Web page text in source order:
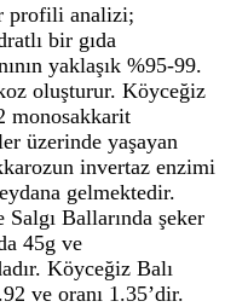
profili analizi;
bir gıda
yaklaşık %95-99.
oluşturur. Köyceğiz
monosakkarit
üzerinde yaşayan
invertaz enzimi
gelmektedir.
Ballarında şeker
45g ve
Köyceğiz Balı
ve oranı 1.35’dir.